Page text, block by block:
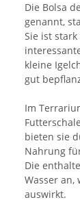
Die Bolsa
genannt,
Sie ist
kleine
gut
Im
bieten sie
Nahrung
Die
Wasser an,
auswirkt.